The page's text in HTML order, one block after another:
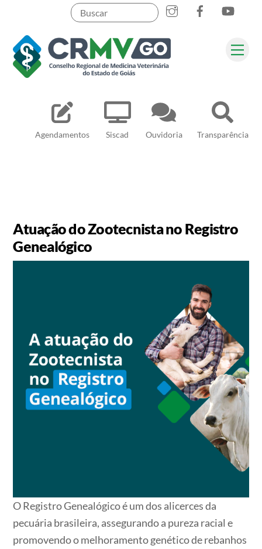
content
Agendamentos Siscad Ouvidoria Transparência
Pesquisar
Atuação do Zootecnista no Registro
Genealógico
O Registro Genealógico é um dos alicerces da
pecuária brasileira, assegurando a pureza racial e
promovendo o melhoramento genético de rebanhos